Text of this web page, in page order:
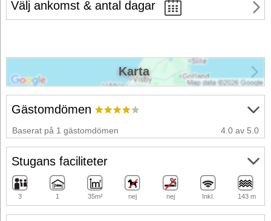
Välj ankomst & antal dagar
Gästomdömen
Baserat på 1 gästomdömen 4.0 av 5.0
Stugans faciliteter
3 1 35m² nej nej Inkl. 143 m
Karta